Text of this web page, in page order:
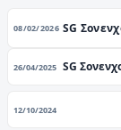
08/02/2026
26/04/2025
12/10/2024